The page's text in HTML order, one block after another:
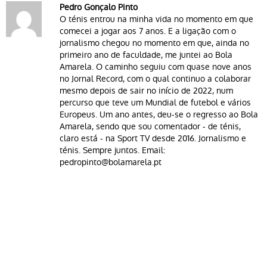
Pedro Gonçalo Pinto
O ténis entrou na minha vida no momento em que
comecei a jogar aos 7 anos. E a ligação com o
jornalismo chegou no momento em que, ainda no
primeiro ano de faculdade, me juntei ao Bola
Amarela. O caminho seguiu com quase nove anos
no Jornal Record, com o qual continuo a colaborar
mesmo depois de sair no início de 2022, num
percurso que teve um Mundial de futebol e vários
Europeus. Um ano antes, deu-se o regresso ao Bola
Amarela, sendo que sou comentador - de ténis,
claro está - na Sport TV desde 2016. Jornalismo e
ténis. Sempre juntos. Email:
pedropinto@bolamarela.pt